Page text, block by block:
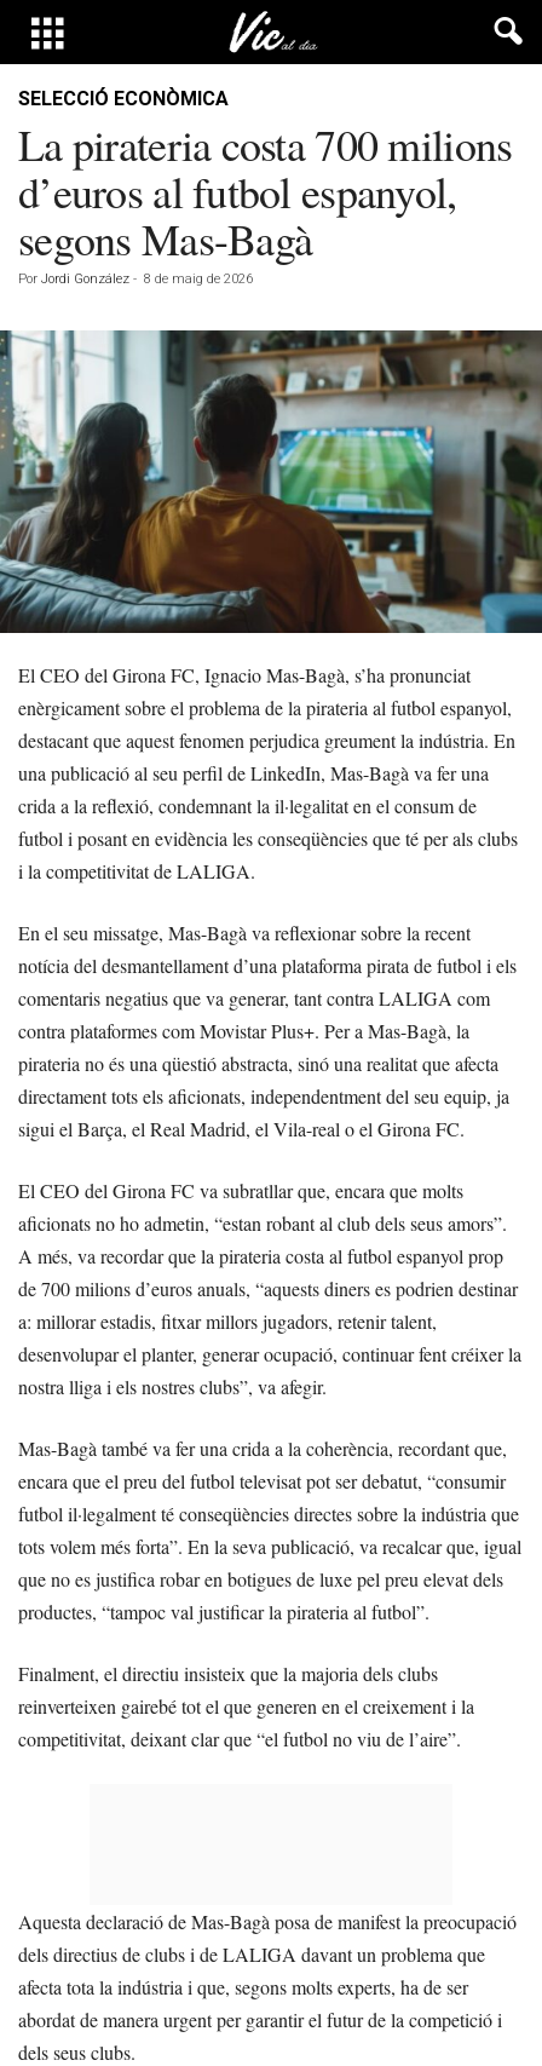
SELECCIÓ ECONÒMICA
La pirateria costa 700 milions
d’euros al futbol espanyol,
segons Mas-Bagà
Por Jordi González - 8 de maig de 2026
El CEO del Girona FC, Ignacio Mas-Bagà, s’ha pronunciat
enèrgicament sobre el problema de la pirateria al futbol espanyol,
destacant que aquest fenomen perjudica greument la indústria. En
una publicació al seu perfil de LinkedIn, Mas-Bagà va fer una
crida a la reflexió, condemnant la il·legalitat en el consum de
futbol i posant en evidència les conseqüències que té per als clubs
i la competitivitat de LALIGA.
En el seu missatge, Mas-Bagà va reflexionar sobre la recent
notícia del desmantellament d’una plataforma pirata de futbol i els
comentaris negatius que va generar, tant contra LALIGA com
contra plataformes com Movistar Plus+. Per a Mas-Bagà, la
pirateria no és una qüestió abstracta, sinó una realitat que afecta
directament tots els aficionats, independentment del seu equip, ja
sigui el Barça, el Real Madrid, el Vila-real o el Girona FC.
El CEO del Girona FC va subratllar que, encara que molts
aficionats no ho admetin, “estan robant al club dels seus amors”.
A més, va recordar que la pirateria costa al futbol espanyol prop
de 700 milions d’euros anuals, “aquests diners es podrien destinar
a: millorar estadis, fitxar millors jugadors, retenir talent,
desenvolupar el planter, generar ocupació, continuar fent créixer la
nostra lliga i els nostres clubs”, va afegir.
Mas-Bagà també va fer una crida a la coherència, recordant que,
encara que el preu del futbol televisat pot ser debatut, “consumir
futbol il·legalment té conseqüències directes sobre la indústria que
tots volem més forta”. En la seva publicació, va recalcar que, igual
que no es justifica robar en botigues de luxe pel preu elevat dels
productes, “tampoc val justificar la pirateria al futbol”.
Finalment, el directiu insisteix que la majoria dels clubs
reinverteixen gairebé tot el que generen en el creixement i la
competitivitat, deixant clar que “el futbol no viu de l’aire”.
Aquesta declaració de Mas-Bagà posa de manifest la preocupació
dels directius de clubs i de LALIGA davant un problema que
afecta tota la indústria i que, segons molts experts, ha de ser
abordat de manera urgent per garantir el futur de la competició i
dels seus clubs.